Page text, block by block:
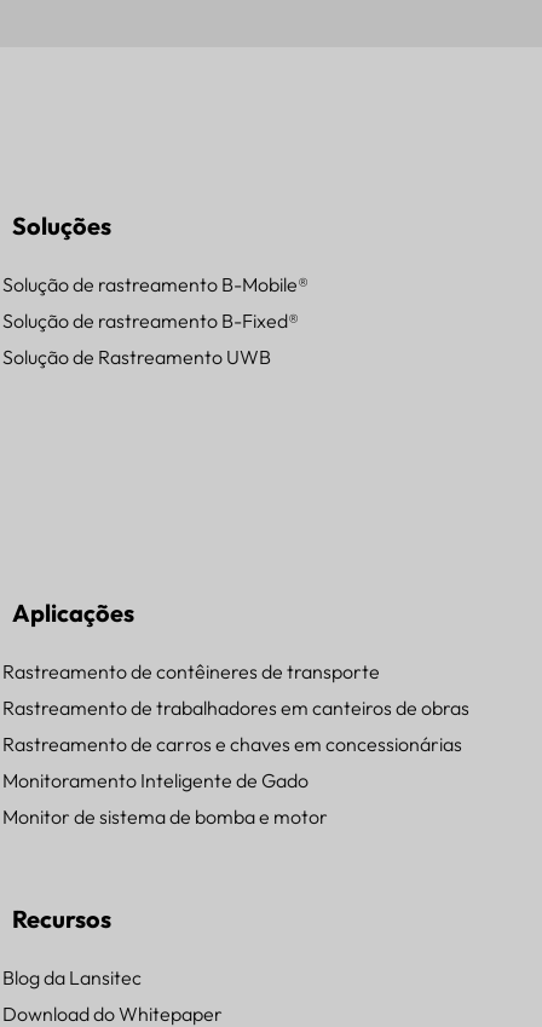
Soluções
Solução de rastreamento B-Mobile®
Solução de rastreamento B-Fixed®
Solução de Rastreamento UWB
Aplicações
Rastreamento de contêineres de transporte
Rastreamento de trabalhadores em canteiros de obras
Rastreamento de carros e chaves em concessionárias
Monitoramento Inteligente de Gado
Monitor de sistema de bomba e motor
Recursos
Blog da Lansitec
Download do Whitepaper